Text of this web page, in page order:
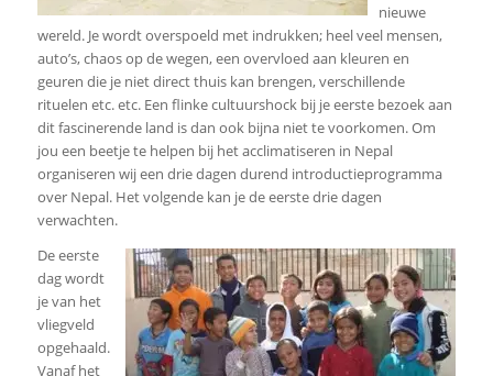
nieuwe
wereld. Je wordt overspoeld met indrukken; heel veel mensen,
auto’s, chaos op de wegen, een overvloed aan kleuren en
geuren die je niet direct thuis kan brengen, verschillende
rituelen etc. etc. Een flinke cultuurshock bij je eerste bezoek aan
dit fascinerende land is dan ook bijna niet te voorkomen. Om
jou een beetje te helpen bij het acclimatiseren in Nepal
organiseren wij een drie dagen durend introductieprogramma
over Nepal. Het volgende kan je de eerste drie dagen
verwachten.
De eerste
dag wordt
je van het
vliegveld
opgehaald.
Vanaf het